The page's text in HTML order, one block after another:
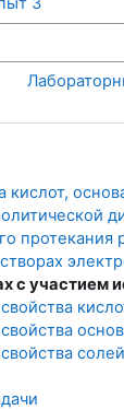
кислот,
протекания
с участием
солей